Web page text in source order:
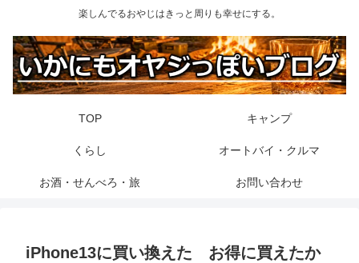
楽しんでるおやじはきっと周りも幸せにする。
TOP キャンプ
くらし オートバイ・クルマ
お酒・せんべろ・旅 お問い合わせ
iPhone13に買い換えた お得に買えたか